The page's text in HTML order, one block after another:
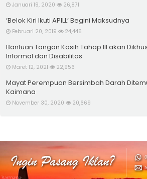
Januari 19, 2020 26,871
‘Belok Kiri Ikuti APILL’ Begini Maksudnya
Februari 20, 2019 24,446
Bantuan Tangan Kasih Tahap III akan
Informal dan Disabilitas
Maret 12, 2021 22,956
Mayat Perempuan Bersimbah Darah
Kaimana
November 30, 2020 20,669